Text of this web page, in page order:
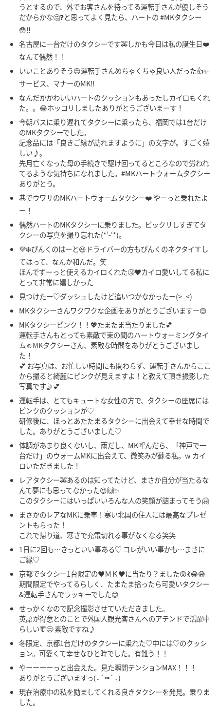
うとするので、外でお客さんを待ってる運転手さんが優しそう
だからかな🤔❓と思ってよく見たら、ハートの #MKタクシー
😳‼
名古屋に一台だけのタクシーです🚕しかも今日は私の誕生日❤️
なんて偶然！！
いいことありそう😍運転手さんめちゃくちゃ良い人だった👍✨
サービス、マナーのMK‼️
なんだかかわいいハートのクッションもあったしカイロもくれ
た。。😂ホッコリしましたありがとうございまーす！
今朝バスに乗り遅れてタクシーに乗ったら、福岡では1台だけ
のMKタクシーでした。
記念品には「良きご縁が訪れますように」の文字が。すごく嬉
しい♪。
先月亡くなった母の手続きで駆け回ってるところなので労われ
てるような気持ちになれました。#MKハートウォームタクシー
ありがとう。
巷でウワサのMKハートウォームタクシー❤️ やーっと乗れたよ
ー！
偶然ハートのMKタクシーに乗りました。ビックリしすぎてタ
クシーの写真を撮り忘れた(*’-‘*)。
💜❄️ぴんくのはーと😆ドライバーの方もぴんくのネクタイ👔し
てはって、なんか和んだ。笑
ほんでずーっと使えるカイロくれた🤧♥️カイロ愛いしてる私に
とって非常に嬉しかった
見つけたー♡ダッシュしたけど追いつかなかったー(>_<)
MKタクシーさんワクワクな企画をありがとうございますー😊
MKタクシーピンク！！💖たまたま当たりました💕
運転手さんもとっても素敵で束の間のハートウォーミングタイ
ム☺️MKタクシーさん、素敵な時間をありがとうございまし
た！
💕 お写真は、お忙しい時間にも関わらず、運転手さんからここ
から撮ると綺麗にピンクが見えますよ！と教えて頂き撮影した
写真です🤳💕
運転手は、とてもキュートな女性の方で、タクシーの座席には
ピンクのクッションが♡
研修後に、ほっとあたたまるタクシーに出会えて幸せな時間で
した。ありがとうございました♡
体調があまり良くないし、雨だし、MK呼んだら、「神戸で一
台だけ」のウォームMKに出会えて、微笑みが蘇る私。w カイ
ロいただきました！
レアタクシー🚕あるのは知ってたけど、まさか自分が当たるな
んて夢にも思ってなかった😍🙌✨
このタクシーにはいっぱいいろんな人の笑顔が詰まってそう🤗
まさかのレアなMKに乗車！寒い北国の住人には最高なプレゼ
ントもらった！
これで帰り道、寒さで充電切れる事がなくなる笑笑
1日に2回も…きっといい事ある♡ コレがいい事かも…まさに
ご縁♡
京都でタクシー1台限定の♥ＭＫ♥に当たり？ました😲💃😂😅
期間限定でやってるらしく、たまたま拾ったら可愛いタクシー
&運転手さんでラッキーでした😊
せっかくなので記念撮影させていただきました。
英語が得意とのことで外国人観光客さんへのアテンドで活躍中
らしい👘😊 素敵ですね♪
冬限定、京都1台だけのタクシーに乗れた♡中には♡のクッシ
ョン。可愛くて幸せなひと時でした。有難う！！
やーーーーっと出会えた。見た瞬間テンションMAX！！！
ありがとうございますっ( ˶´⚰︎`˵ )
現在治療中の私を励ましてくれる良きタクシーを発見。乗りま
した。